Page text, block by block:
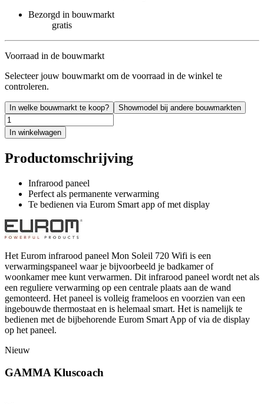
Bezorgd in bouwmarkt
gratis
Voorraad in de bouwmarkt
Selecteer jouw bouwmarkt om de voorraad in de winkel te
controleren.
In welke bouwmarkt te koop? Showmodel bij andere bouwmarkten
In winkelwagen
Productomschrijving
Infrarood paneel
Perfect als permanente verwarming
Te bedienen via Eurom Smart app of met display
Het Eurom infrarood paneel Mon Soleil 720 Wifi is een
verwarmingspaneel waar je bijvoorbeeld je badkamer of
woonkamer mee kunt verwarmen. Dit infrarood paneel wordt net als
een reguliere verwarming op een centrale plaats aan de wand
gemonteerd. Het paneel is volleig frameloos en voorzien van een
ingebouwde thermostaat en is helemaal smart. Het is namelijk te
bedienen met de bijbehorende Eurom Smart App of via de display
op het paneel.
Nieuw
GAMMA Kluscoach